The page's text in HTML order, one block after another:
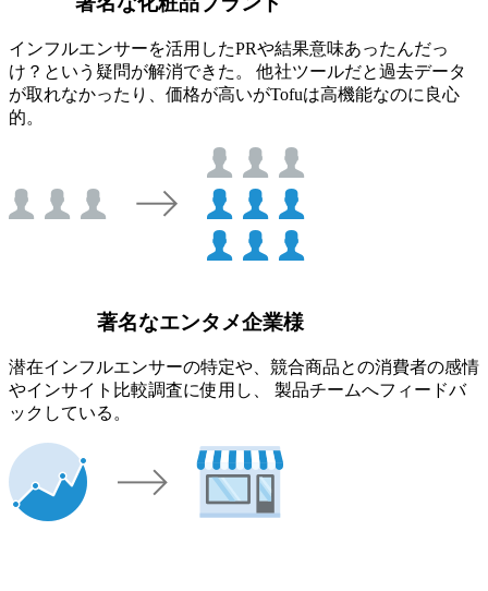
インフルエンサーを活用したPRや結果意味あったんだっ
け？という疑問が解消できた。 他社ツールだと過去データ
が取れなかったり、価格が高いがTofuは高機能なのに良心
的。
著名なエンタメ企業様
潜在インフルエンサーの特定や、競合商品との消費者の感情
やインサイト比較調査に使用し、 製品チームへフィードバ
ックしている。